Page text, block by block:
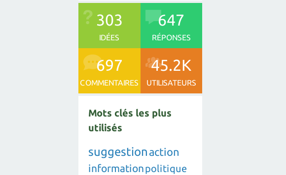
303
IDÉES
647
RÉPONSES
697
COMMENTAIRES
45.2K
UTILISATEURS
Mots clés les plus
utilisés
suggestion action
informationpolitique